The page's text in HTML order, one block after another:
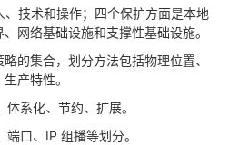
、技术和操作；四个保护方面是本地
网络基础设施和支撑性基础设施。
的集合，划分方法包括物理位置、
产特性。
系化、节约、扩展。
口、IP 组播等划分。